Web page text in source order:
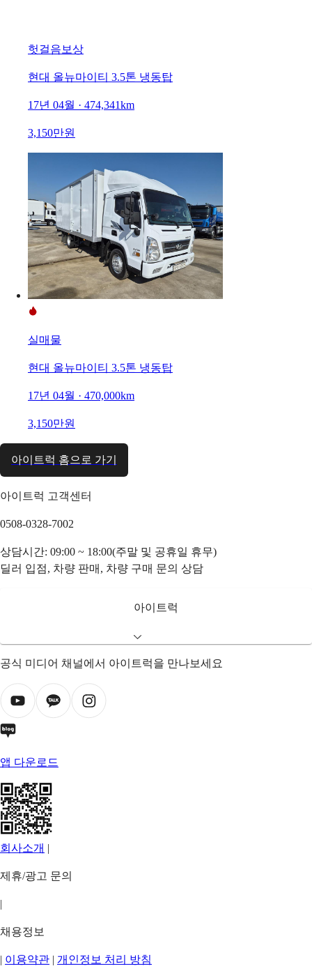
헛걸음보상
현대 올뉴마이티 3.5톤 냉동탑
17년 04월 · 474,341km
3,150만원
실매물
현대 올뉴마이티 3.5톤 냉동탑
17년 04월 · 470,000km
3,150만원
아이트럭 홈으로 가기
아이트럭 고객센터
0508-0328-7002
상담시간: 09:00 ~ 18:00(주말 및 공휴일 휴무)
딜러 입점, 차량 판매, 차량 구매 문의 상담
아이트럭
공식 미디어 채널에서 아이트럭을 만나보세요
앱 다운로드
회사소개 |
제휴/광고 문의
|
채용정보
| 이용약관 | 개인정보 처리 방침